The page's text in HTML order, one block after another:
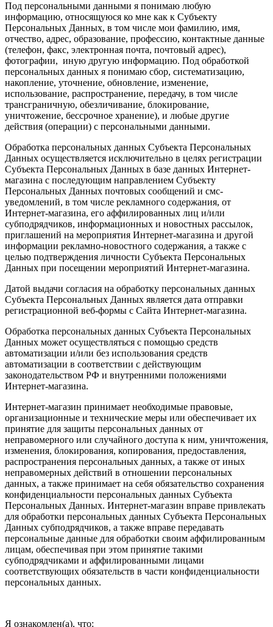
Под персональными данными я понимаю любую
информацию, относящуюся ко мне как к Субъекту
Персональных Данных, в том числе мои фамилию, имя,
отчество, адрес, образование, профессию, контактные данные
(телефон, факс, электронная почта, почтовый адрес),
фотографии, иную другую информацию. Под обработкой
персональных данных я понимаю сбор, систематизацию,
накопление, уточнение, обновление, изменение,
использование, распространение, передачу, в том числе
трансграничную, обезличивание, блокирование,
уничтожение, бессрочное хранение), и любые другие
действия (операции) с персональными данными.
Обработка персональных данных Субъекта Персональных
Данных осуществляется исключительно в целях регистрации
Субъекта Персональных Данных в базе данных Интернет-
магазина с последующим направлением Субъекту
Персональных Данных почтовых сообщений и смс-
уведомлений, в том числе рекламного содержания, от
Интернет-магазина, его аффилированных лиц и/или
субподрядчиков, информационных и новостных рассылок,
приглашений на мероприятия Интернет-магазина и другой
информации рекламно-новостного содержания, а также с
целью подтверждения личности Субъекта Персональных
Данных при посещении мероприятий Интернет-магазина.
Датой выдачи согласия на обработку персональных данных
Субъекта Персональных Данных является дата отправки
регистрационной веб-формы с Сайта Интернет-магазина.
Обработка персональных данных Субъекта Персональных
Данных может осуществляться с помощью средств
автоматизации и/или без использования средств
автоматизации в соответствии с действующим
законодательством РФ и внутренними положениями
Интернет-магазина.
Интернет-магазин принимает необходимые правовые,
организационные и технические меры или обеспечивает их
принятие для защиты персональных данных от
неправомерного или случайного доступа к ним, уничтожения,
изменения, блокирования, копирования, предоставления,
распространения персональных данных, а также от иных
неправомерных действий в отношении персональных
данных, а также принимает на себя обязательство сохранения
конфиденциальности персональных данных Субъекта
Персональных Данных. Интернет-магазин вправе привлекать
для обработки персональных данных Субъекта Персональных
Данных субподрядчиков, а также вправе передавать
персональные данные для обработки своим аффилированным
лицам, обеспечивая при этом принятие такими
субподрядчиками и аффилированными лицами
соответствующих обязательств в части конфиденциальности
персональных данных.
Я ознакомлен(а), что: